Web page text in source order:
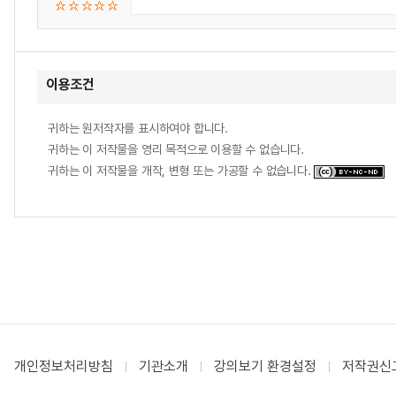
이용조건
귀하는 원저작자를 표시하여야 합니다.
귀하는 이 저작물을 영리 목적으로 이용할 수 없습니다.
귀하는 이 저작물을 개작, 변형 또는 가공할 수 없습니다.
개인정보처리방침 기관소개 강의보기 환경설정 저작권신